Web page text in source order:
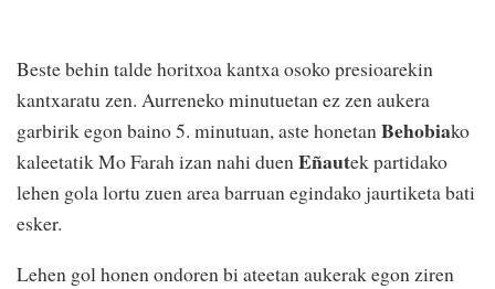
Beste behin talde horitxoa kantxa osoko presioarekin
kantxaratu zen. Aurreneko minutuetan ez zen aukera
garbirik egon baino 5. minutuan, aste honetanBehobiako
kaleetatik Mo Farah izan nahi duenEñautek partidako
lehen gola lortu zuen area barruan egindako jaurtiketa bati
esker.
Lehen gol honen ondoren bi ateetan aukerak egon ziren